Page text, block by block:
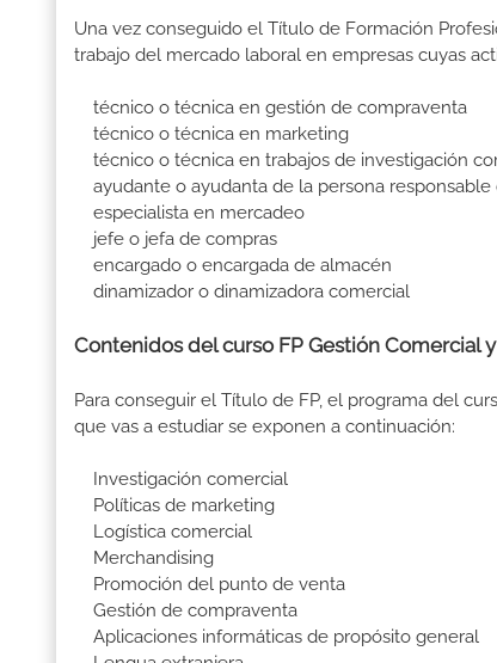
Una vez conseguido el Título de Formación
trabajo del mercado laboral en empresas cuyas
técnico o técnica en gestión de compraventa
técnico o técnica en marketing
técnico o técnica en trabajos de investigación
ayudante o ayudanta de la persona responsable
especialista en mercadeo
jefe o jefa de compras
encargado o encargada de almacén
dinamizador o dinamizadora comercial
Contenidos del curso FP Gestión Comercial
Para conseguir el Título de FP, el programa del
que vas a estudiar se exponen a continuación:
Investigación comercial
Políticas de marketing
Logística comercial
Merchandising
Promoción del punto de venta
Gestión de compraventa
Aplicaciones informáticas de propósito general